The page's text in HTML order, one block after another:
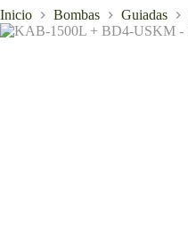
Inicio Bombas Guiadas